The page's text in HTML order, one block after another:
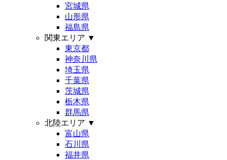
宮城県
山形県
福島県
関東エリア ▼
東京都
神奈川県
埼玉県
千葉県
茨城県
栃木県
群馬県
北陸エリア ▼
富山県
石川県
福井県